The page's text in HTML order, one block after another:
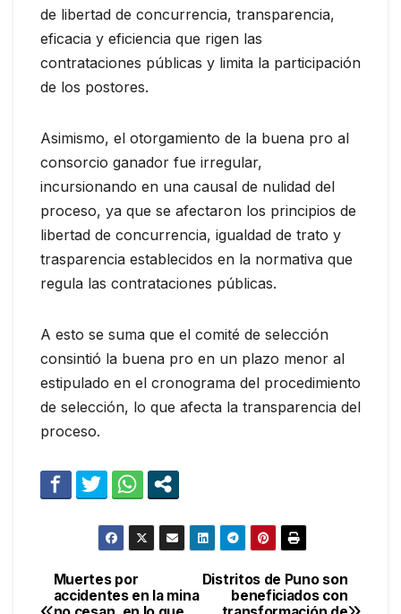
de libertad de concurrencia, transparencia,
eficacia y eficiencia que rigen las
contrataciones públicas y limita la participación
de los postores.
Asimismo, el otorgamiento de la buena pro al
consorcio ganador fue irregular,
incursionando en una causal de nulidad del
proceso, ya que se afectaron los principios de
libertad de concurrencia, igualdad de trato y
trasparencia establecidos en la normativa que
regula las contrataciones públicas.
A esto se suma que el comité de selección
consintió la buena pro en un plazo menor al
estipulado en el cronograma del procedimiento
de selección, lo que afecta la transparencia del
proceso.
Navegación Distritos de Puno son
beneficiados con
Muertes por
accidentes en la mina